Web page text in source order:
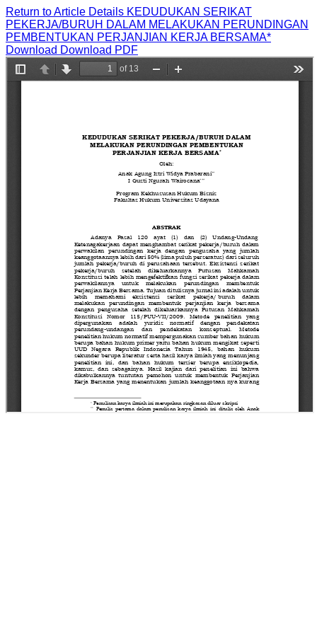
Return to Article Details KEDUDUKAN SERIKAT
PEKERJA/BURUH DALAM MELAKUKAN PERUNDINGAN
PEMBENTUKAN PERJANJIAN KERJA BERSAMA*
Download Download PDF